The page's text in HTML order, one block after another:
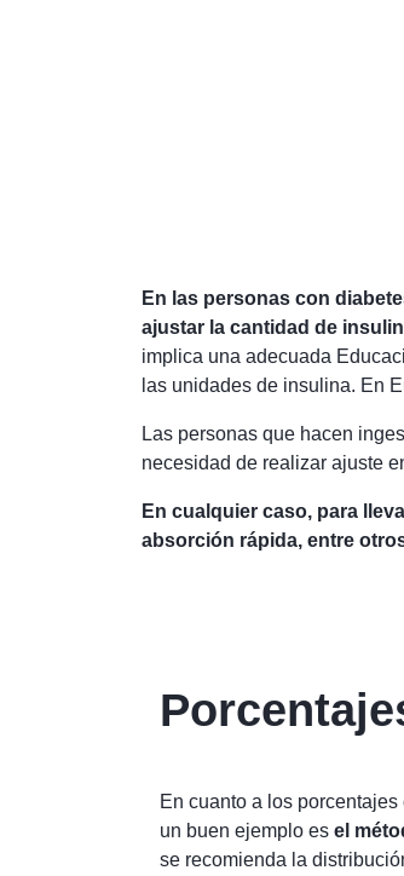
En las personas con
ajustar la cantidad de
implica una adecuada
las unidades de insulina. En
Las personas que hacen
necesidad de realizar ajuste
En cualquier caso, para
absorción rápida, entre
En cuanto a los
un buen ejemplo es el
se recomienda la